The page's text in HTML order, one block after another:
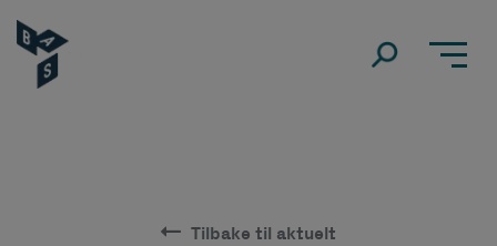
Tilbake til aktuelt